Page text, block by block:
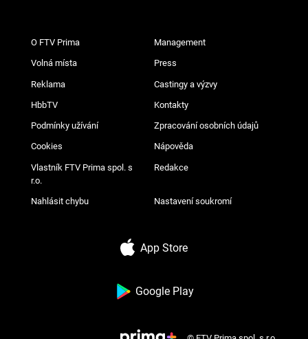
O FTV Prima Management
Volná místa Press
Reklama Castingy a výzvy
HbbTV Kontakty
Podmínky užívání Zpracování osobních údajů
Cookies Nápověda
Vlastník FTV Prima spol. s
r.o.
Redakce
Nahlásit chybu Nastavení soukromí
App Store
Google Play